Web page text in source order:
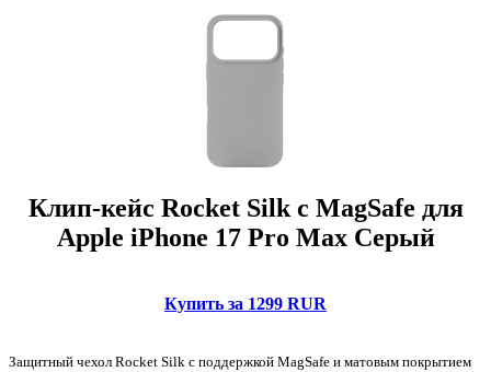
Клип-кейс Rocket Silk с MagSafe для
Apple iPhone 17 Pro Max Серый
Купить за 1299 RUR
Защитный чехол Rocket Silk с поддержкой MagSafe и матовым покрытием